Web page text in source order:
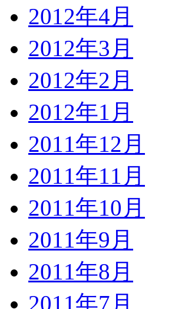
2012年4月
2012年3月
2012年2月
2012年1月
2011年12月
2011年11月
2011年10月
2011年9月
2011年8月
2011年7月